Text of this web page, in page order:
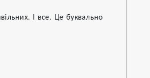
І все. Це буквально